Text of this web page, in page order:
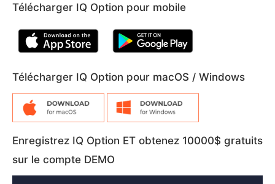
Télécharger IQ Option pour mobile
Télécharger IQ Option pour macOS / Windows
Enregistrez IQ Option ET obtenez 10000$ gratuits
sur le compte DEMO